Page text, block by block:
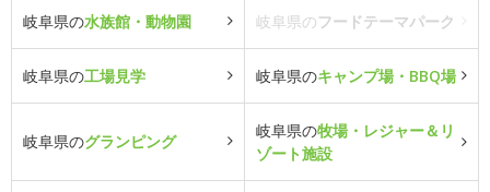
岐阜県の水族館・動物園 岐阜県のフードテーマパーク
岐阜県の工場見学 岐阜県のキャンプ場・BBQ場
岐阜県のグランピング
岐阜県の牧場・レジャー＆リ
ゾート施設